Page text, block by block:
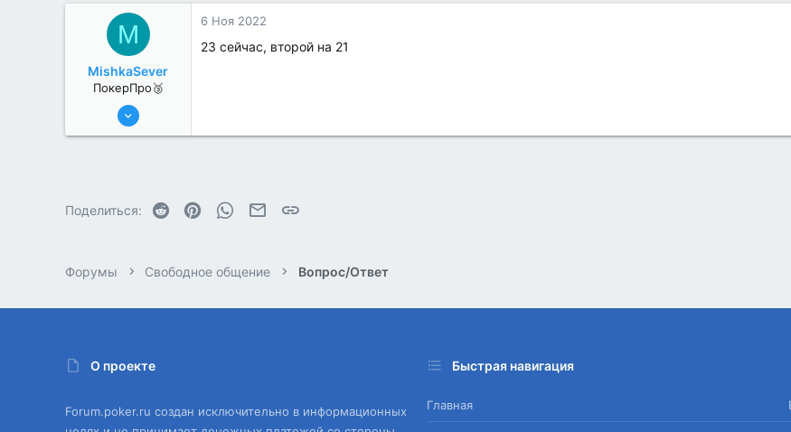
0
M
MishkaSever
ПокерПро🥉
17 Авг 2022
6 Ноя 2022
23 сейчас, второй на 21
Поделиться: Reddit PinterestWhatsAppЭлектронная почта
Форумы Свободное общение Вопрос/Ответ
О проекте
Forum.poker.ru создан исключительно в информационных
Быстрая навигация
Главная